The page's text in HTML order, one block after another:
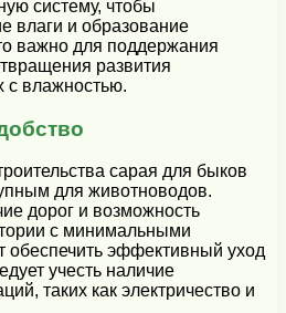
систему, чтобы
влаги и образование
важно для поддержания
развития
с влажностью.
сарая для быков
для животноводов.
дорог и возможность
с минимальными
обеспечить эффективный уход
учесть наличие
таких как электричество и